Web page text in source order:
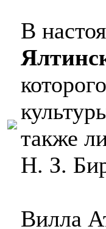
В
также
Н. З.
Вилла